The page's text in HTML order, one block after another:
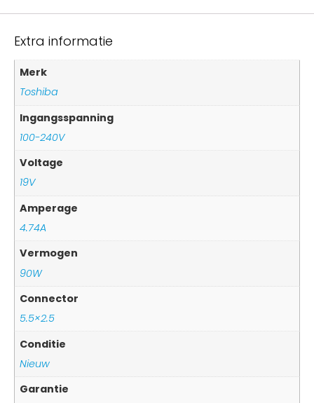
Extra informatie
Merk
Toshiba
Ingangsspanning
100-240V
Voltage
19V
Amperage
4.74A
Vermogen
90W
Connector
5.5×2.5
Conditie
Nieuw
Garantie